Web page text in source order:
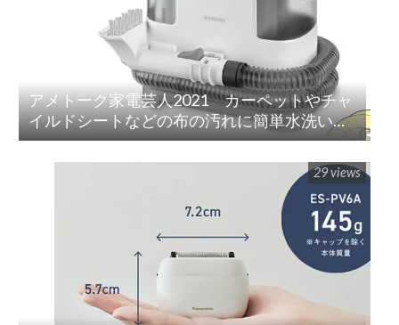
アメトーク家電芸人2021 カーペットやチャ
イルドシートなどの布の汚れに簡単水洗い！
「リンサークリーナー(RNS-P10-W)」
29 views